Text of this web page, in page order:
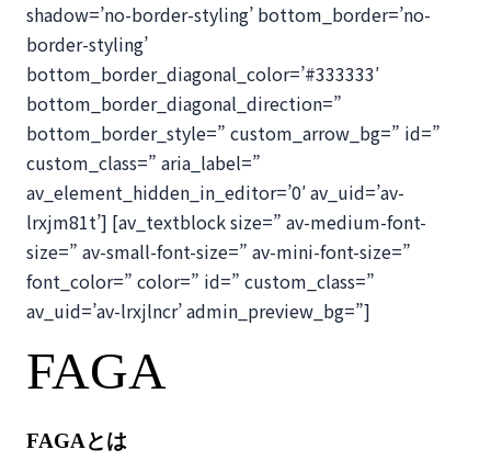
shadow=’no-border-styling’ bottom_border=’no-
border-styling’
bottom_border_diagonal_color=’#333333′
bottom_border_diagonal_direction=”
bottom_border_style=” custom_arrow_bg=” id=”
custom_class=” aria_label=”
av_element_hidden_in_editor=’0′ av_uid=’av-
lrxjm81t’] [av_textblock size=” av-medium-font-
size=” av-small-font-size=” av-mini-font-size=”
font_color=” color=” id=” custom_class=”
av_uid=’av-lrxjlncr’ admin_preview_bg=”]
FAGA
FAGAとは